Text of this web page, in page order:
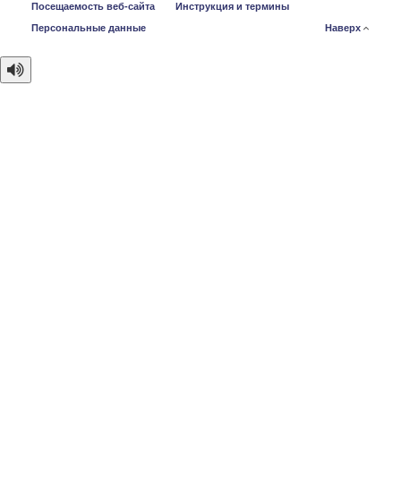
Посещаемость веб-сайта
Инструкция и термины
Персональные данные
Наверх